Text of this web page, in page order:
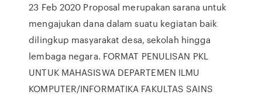
23 Feb 2020 Proposal merupakan sarana untuk
mengajukan dana dalam suatu kegiatan baik
dilingkup masyarakat desa, sekolah hingga
lembaga negara. FORMAT PENULISAN PKL
UNTUK MAHASISWA DEPARTEMEN ILMU
KOMPUTER/INFORMATIKA FAKULTAS SAINS